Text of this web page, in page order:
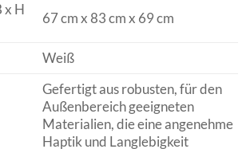
x H
67 cm x 83 cm x 69 cm
Weiß
Gefertigt aus robusten, für den
Außenbereich geeigneten
Materialien, die eine angenehme
Haptik und Langlebigkeit